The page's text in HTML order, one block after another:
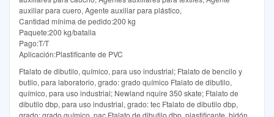
auxiliar para cuero, Agente auxiliar para plástico,
Cantidad mínima de pedido:200 kg
Paquete:200 kg/batalla
Pago:T/T
Aplicación:Plastificante de PVC
Ftalato de dibutilo, químico, para uso industrial; Ftalato de bencilo y
butilo, para laboratorio, grado: grado químico Ftalato de dibutilo,
químico, para uso industrial; Newland nquire 350 skate; Ftalato de
dibutilo dbp, para uso industrial, grado: tec Ftalato de dibutilo dbp,